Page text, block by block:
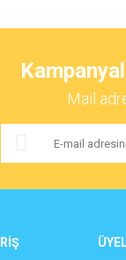
görüntülenemiyor.
Mail